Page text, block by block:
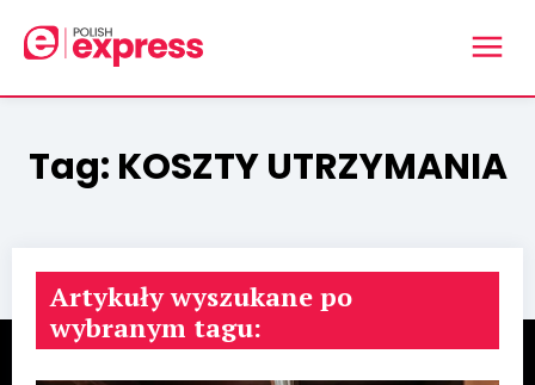
Tag: KOSZTY UTRZYMANIA
Artykuły wyszukane po
wybranym tagu: